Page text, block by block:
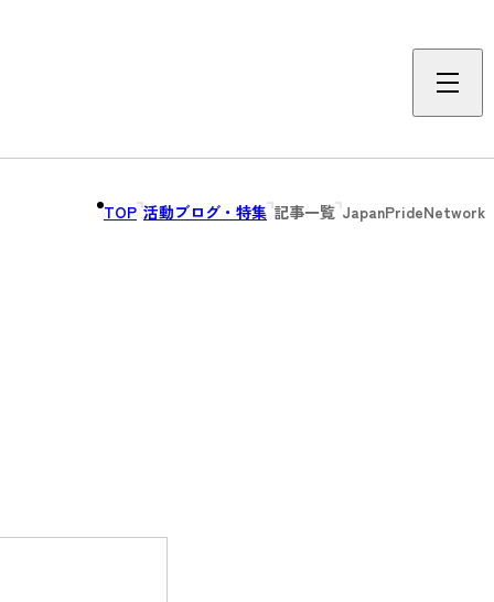
TOP 活動ブログ・特集 記事一覧 JapanPrideNetwork